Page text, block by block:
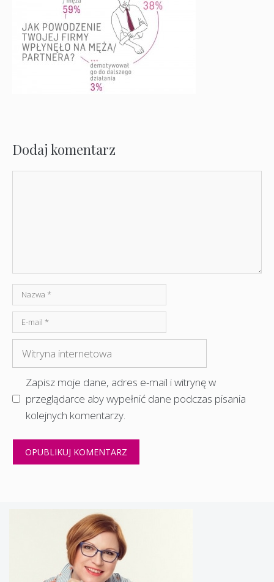
Dodaj komentarz
Nazwa
mail
internetowa
Zapisz moje dane, adres e-mail i witrynę w
przeglądarce aby wypełnić dane podczas pisania
kolejnych komentarzy.